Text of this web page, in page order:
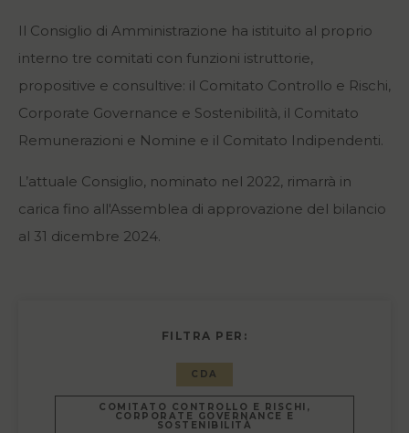
Il Consiglio di Amministrazione ha istituito al proprio
interno tre comitati con funzioni istruttorie,
propositive e consultive: il Comitato Controllo e Rischi,
Corporate Governance e Sostenibilità, il Comitato
Remunerazioni e Nomine e il Comitato Indipendenti.
L’attuale Consiglio, nominato nel 2022, rimarrà in
carica fino all'Assemblea di approvazione del bilancio
al 31 dicembre 2024.
FILTRA PER:
CDA
COMITATO CONTROLLO E RISCHI,
CORPORATE GOVERNANCE E
SOSTENIBILITÀ